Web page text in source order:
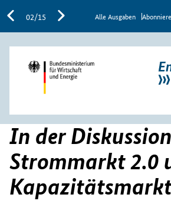
02/15 Al­le Aus­ga­ben
In der
Strommarkt 2.0